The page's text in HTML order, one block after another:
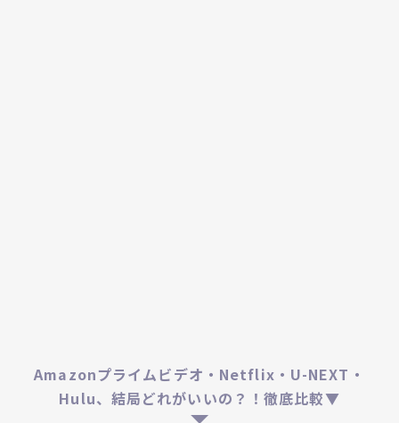
Amazonプライムビデオ・Netflix・U-NEXT・
Hulu、結局どれがいいの？！徹底比較▼